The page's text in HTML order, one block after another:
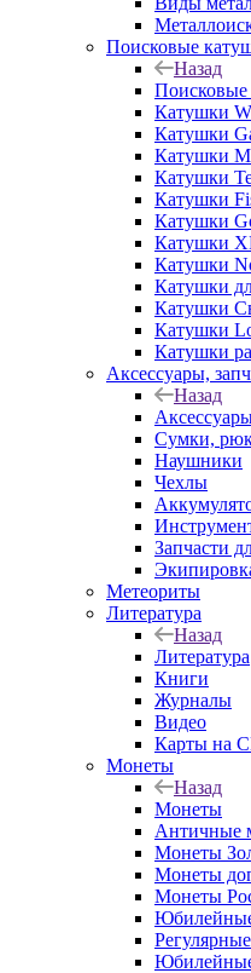
Поисковые
Назад
Поисковые
Катушки
Катушки
Катушки
Катушки
Катушки
Катушки
Катушки
Катушки
Катушки
Катушки
Катушки
Катушки
Аксессуары,
Назад
Сумки,
Наушники
Чехлы
Запчасти
Метеориты
Литература
Назад
Литература
Книги
Журналы
Видео
Карты на
Монеты
Назад
Монеты
Античные
Монеты
Монеты
Монеты